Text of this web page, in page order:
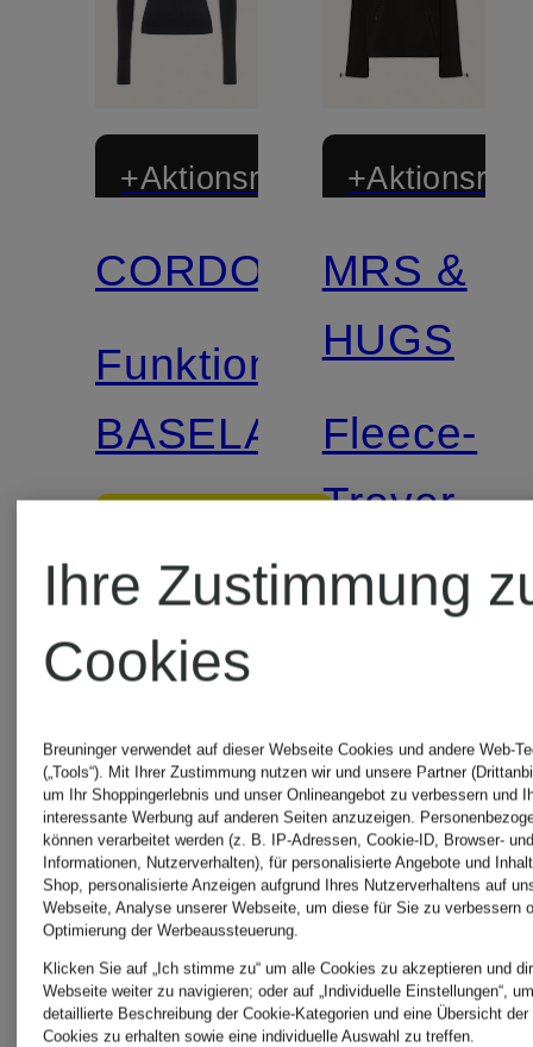
+Aktionsrabatt
CORDOVA
Funktionsshirt
BASELAYER
72,24 €
Ursprünglich:
148 €
MRS &
HUGS
Fleece-
Troyer
29,99 €
25,49 €
79,99 €
Ihre Zustimmung
Cookies
Breuninger verwendet auf dieser Webseite Cookies und andere Web-
(„Tools“). Mit Ihrer Zustimmung nutzen wir und unsere Partner
um Ihr Shoppingerlebnis und unser Onlineangebot zu verbessern und
interessante Werbung auf anderen Seiten anzuzeigen.
können verarbeitet werden (z. B. IP-Adressen, Cookie-ID, Browser-
Informationen, Nutzerverhalten), für personalisierte Angebote und
Shop, personalisierte Anzeigen aufgrund Ihres Nutzerverhaltens auf
Webseite, Analyse unserer Webseite, um diese für Sie zu verbessern
Optimierung der Werbeaussteuerung.
Klicken Sie auf „Ich stimme zu“ um alle Cookies zu akzeptieren und
Webseite weiter zu navigieren; oder auf „Individuelle Einstellungen“,
detaillierte Beschreibung der Cookie-Kategorien und eine Übersicht
Cookies zu erhalten sowie eine individuelle Auswahl zu treffen.